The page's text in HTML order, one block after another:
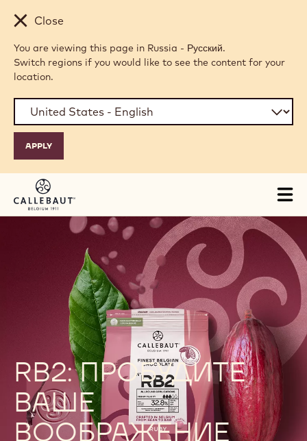
Skip to main content
Close
You are viewing this page in Russia - Русский.
Switch regions if you would like to see the content for your
location.
RB2: ПРОБУДИТЕ
ВАШЕ
ВООБРАЖЕНИЕ